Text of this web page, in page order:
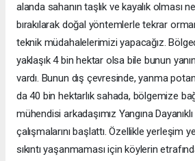
alanda sahanın taşlık ve kayalık olması
bırakılarak doğal yöntemlerle tekrar
teknik müdahalelerimizi yapacağız.
yaklaşık 4 bin hektar olsa bile bunun
vardı. Bunun dış çevresinde, yanma
da 40 bin hektarlık sahada, bölgemize
mühendisi arkadaşımız Yangına
çalışmalarını başlattı. Özellikle yerleşim
sıkıntı yaşanmaması için köylerin